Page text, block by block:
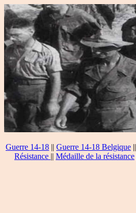
Guerre 14-18 || Guerre 14-18 Belgique ||
Résistance || Médaille de la résistance